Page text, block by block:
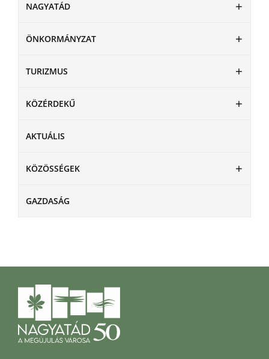
NAGYATÁD
ÖNKORMÁNYZAT
TURIZMUS
KÖZÉRDEKŰ
AKTUÁLIS
KÖZÖSSÉGEK
GAZDASÁG